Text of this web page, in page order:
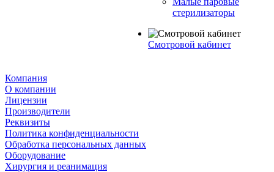
стерилизаторы
Смотровой кабинет
Компания
О компании
Лицензии
Производители
Реквизиты
Политика конфиденциальности
Обработка персональных данных
Оборудование
Хирургия и реанимация